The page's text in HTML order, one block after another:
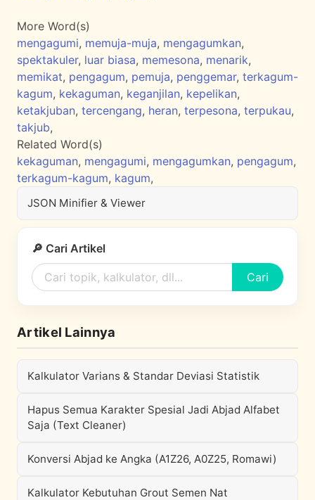
More Word(s)
mengagumi, memuja-muja, mengagumkan,
spektakuler, luar biasa, memesona, menarik,
memikat, pengagum, pemuja, penggemar, terkagum-
kagum, kekaguman, keganjilan, kepelikan,
ketakjuban, tercengang, heran, terpesona, terpukau,
takjub,
Related Word(s)
kekaguman, mengagumi, mengagumkan, pengagum,
terkagum-kagum, kagum,
JSON Minifier & Viewer
🔎 Cari Artikel
Cari
Artikel Lainnya
Kalkulator Varians & Standar Deviasi Statistik
Hapus Semua Karakter Spesial Jadi Abjad Alfabet
Saja (Text Cleaner)
Konversi Abjad ke Angka (A1Z26, A0Z25, Romawi)
Kalkulator Kebutuhan Grout Semen Nat